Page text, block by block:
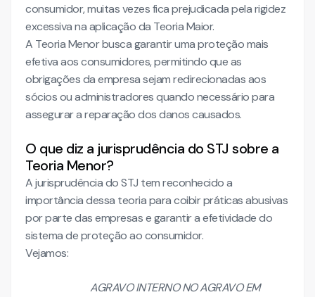
consumidor, muitas vezes fica prejudicada pela rigidez
excessiva na aplicação da Teoria Maior.
A Teoria Menor busca garantir uma proteção mais
efetiva aos consumidores, permitindo que as
obrigações da empresa sejam redirecionadas aos
sócios ou administradores quando necessário para
assegurar a reparação dos danos causados.
O que diz a jurisprudência do STJ sobre a
Teoria Menor?
A jurisprudência do STJ tem reconhecido a
importância dessa teoria para coibir práticas abusivas
por parte das empresas e garantir a efetividade do
sistema de proteção ao consumidor.
Vejamos:
AGRAVO INTERNO NO AGRAVO EM